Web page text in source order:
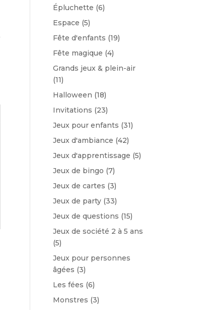
Épluchette (6)
Espace (5)
Fête d'enfants (19)
Fête magique (4)
Grands jeux & plein-air
(11)
Halloween (18)
Invitations (23)
Jeux pour enfants (31)
Jeux d'ambiance (42)
Jeux d'apprentissage (5)
Jeux de bingo (7)
Jeux de cartes (3)
Jeux de party (33)
Jeux de questions (15)
Jeux de société 2 à 5 ans
(5)
Jeux pour personnes
âgées (3)
Les fées (6)
Monstres (3)